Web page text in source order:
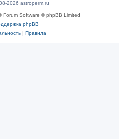
2026 astroperm.ru
Forum Software © phpBB Limited
phpBB
| Правила